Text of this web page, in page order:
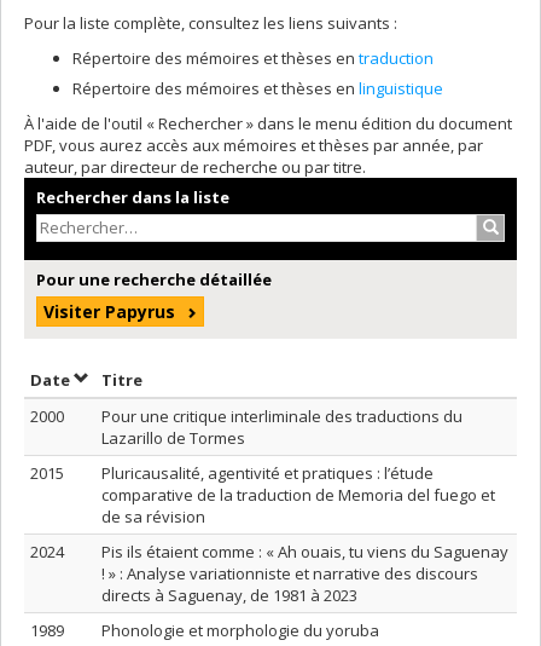
Pour la liste complète, consultez les liens suivants :
Répertoire des mémoires et thèses en traduction
Répertoire des mémoires et thèses en linguistique
À l'aide de l'outil « Rechercher » dans le menu édition du document
PDF, vous aurez accès aux mémoires et thèses par année, par
auteur, par directeur de recherche ou par titre.
Rechercher dans la liste
Pour une recherche détaillée
Visiter Papyrus
DateTrier par date en ordre décroissant
Titre
2000
Pour une critique interliminale des traductions du
Lazarillo de Tormes
2015
Pluricausalité, agentivité et pratiques : l’étude
comparative de la traduction de Memoria del fuego et
de sa révision
2024
Pis ils étaient comme : « Ah ouais, tu viens du Saguenay
! » : Analyse variationniste et narrative des discours
directs à Saguenay, de 1981 à 2023
1989
Phonologie et morphologie du yoruba